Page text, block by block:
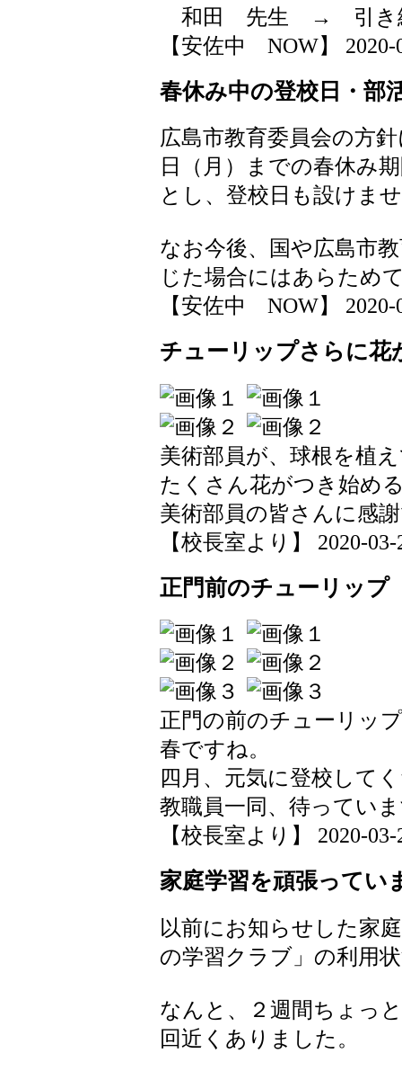
和田 先生 → 引き続
【安佐中 NOW】 2020-
春休み中の登校日・部
広島市教育委員会の方
日（月）までの春休み
とし、登校日も設けま
なお今後、国や広島市
じた場合にはあらため
【安佐中 NOW】 2020-
チューリップさらに花
美術部員が、球根を植
たくさん花がつき始め
美術部員の皆さんに感
【校長室より】 2020-
正門前のチューリップ
正門の前のチューリッ
春ですね。
四月、元気に登校して
教職員一同、待ってい
【校長室より】 2020-
家庭学習を頑張ってい
以前にお知らせした家
の学習クラブ」の利用
なんと、２週間ちょっ
回近くありました。